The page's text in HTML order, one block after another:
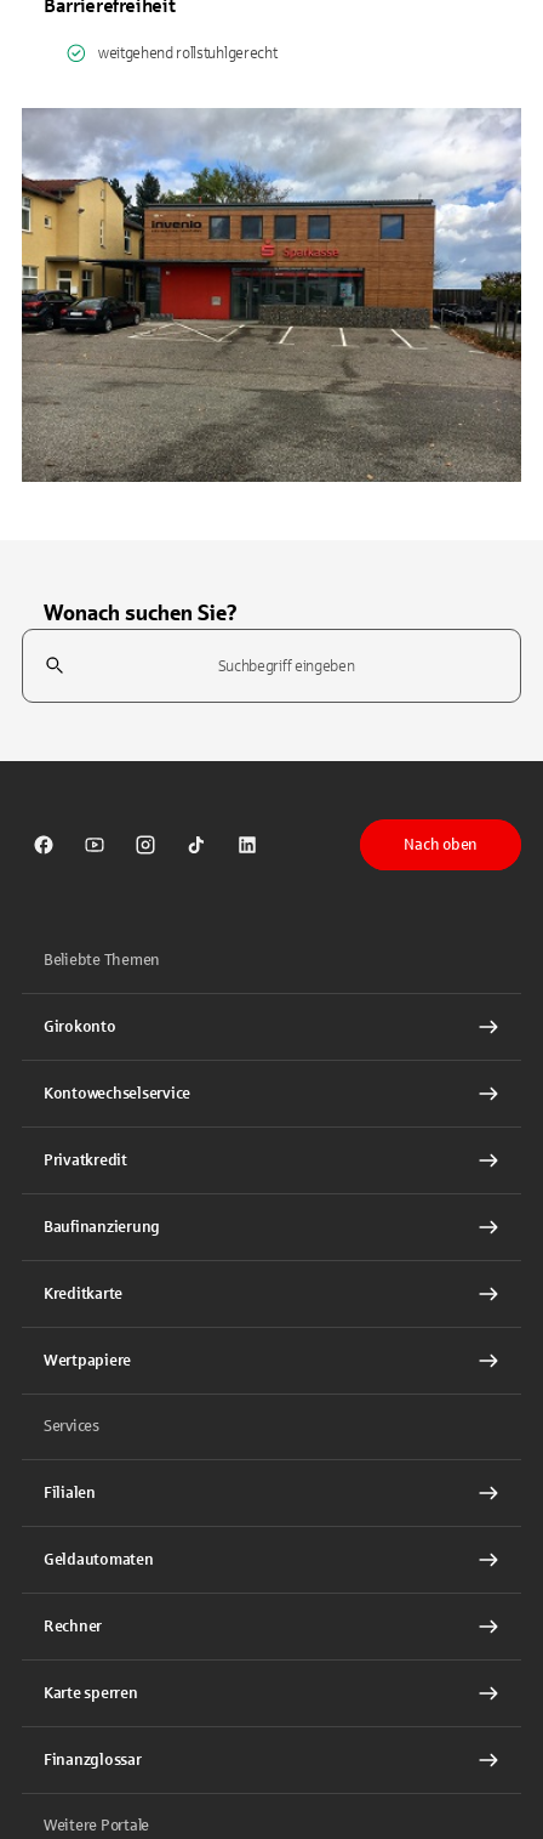
Barrierefreiheit
weitgehend rollstuhlgerecht
Wonach suchen Sie?
Suchfeld
Sparkasse auf Facebook
Sparkasse auf Youtube
Sparkasse auf Instagram
Sparkasse auf TikTok
Sparkasse auf LinkedIn
Nach oben
Beliebte Themen
Girokonto
Kontowechselservice
Privatkredit
Baufinanzierung
Kreditkarte
Wertpapiere
Services
Filialen
Geldautomaten
Rechner
Karte sperren
Finanzglossar
Weitere Portale